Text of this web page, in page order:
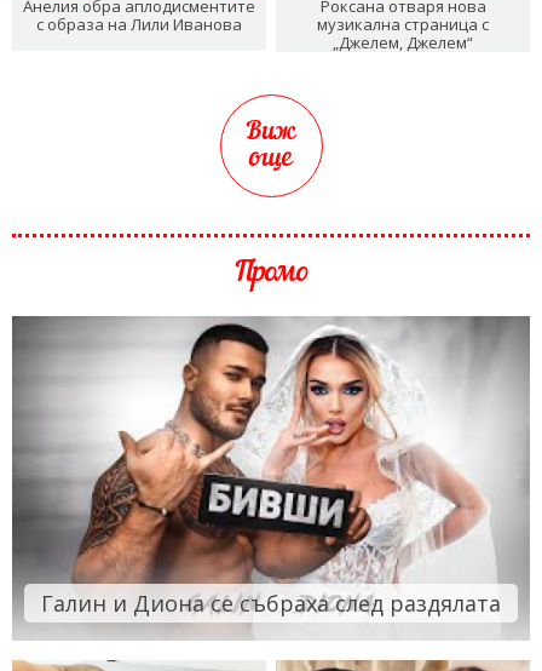
Анелия обра аплодисментите
с образа на Лили Иванова
Роксана отваря нова
музикална страница с
„Джелем, Джелем“
Виж
още
Промо
Галин и Диона се събраха след раздялата